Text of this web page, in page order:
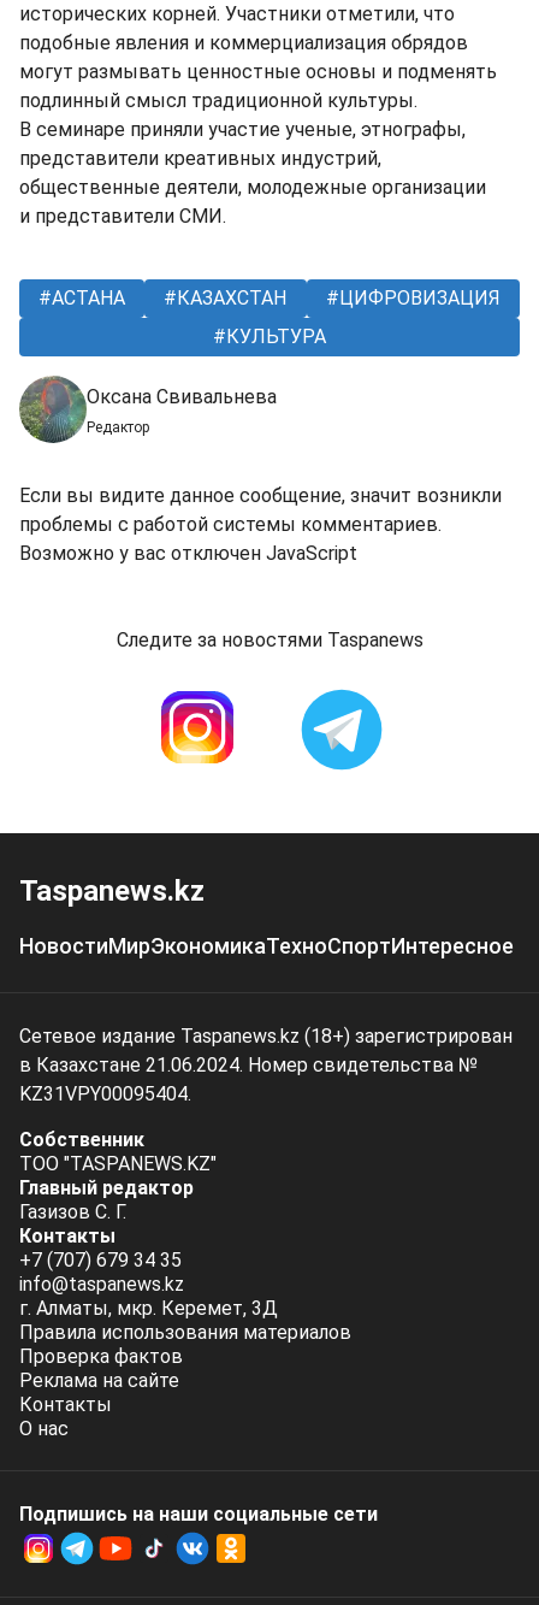
исторических корней. Участники отметили, что
подобные явления и коммерциализация обрядов
могут размывать ценностные основы и подменять
подлинный смысл традиционной культуры.
В семинаре приняли участие ученые, этнографы,
представители креативных индустрий,
общественные деятели, молодежные организации
и представители СМИ.
АСТАНА КАЗАХСТАН
ЦИФРОВИЗАЦИЯ
КУЛЬТУРА
Оксана Свивальнева
Редактор
Если вы видите данное сообщение, значит возникли
проблемы с работой системы комментариев.
Возможно у вас отключен JavaScript
Следите за новостями Taspanews
Taspanews.kz
НовостиМирЭкономикаТехноСпортИнтересное
Сетевое издание Taspanews.kz (18+) зарегистрирован
в Казахстане 21.06.2024. Номер свидетельства №
KZ31VPY00095404.
Собственник
ТОО "TASPANEWS.KZ"
Главный редактор
Газизов С. Г.
Контакты
+7 (707) 679 34 35
info@taspanews.kz
г. Алматы, мкр. Керемет, 3Д
Правила использования материалов
Проверка фактов
Реклама на сайте
Контакты
О нас
Подпишись на наши социальные cети